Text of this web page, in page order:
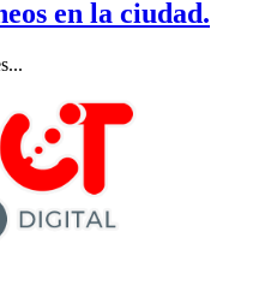
en la ciudad.